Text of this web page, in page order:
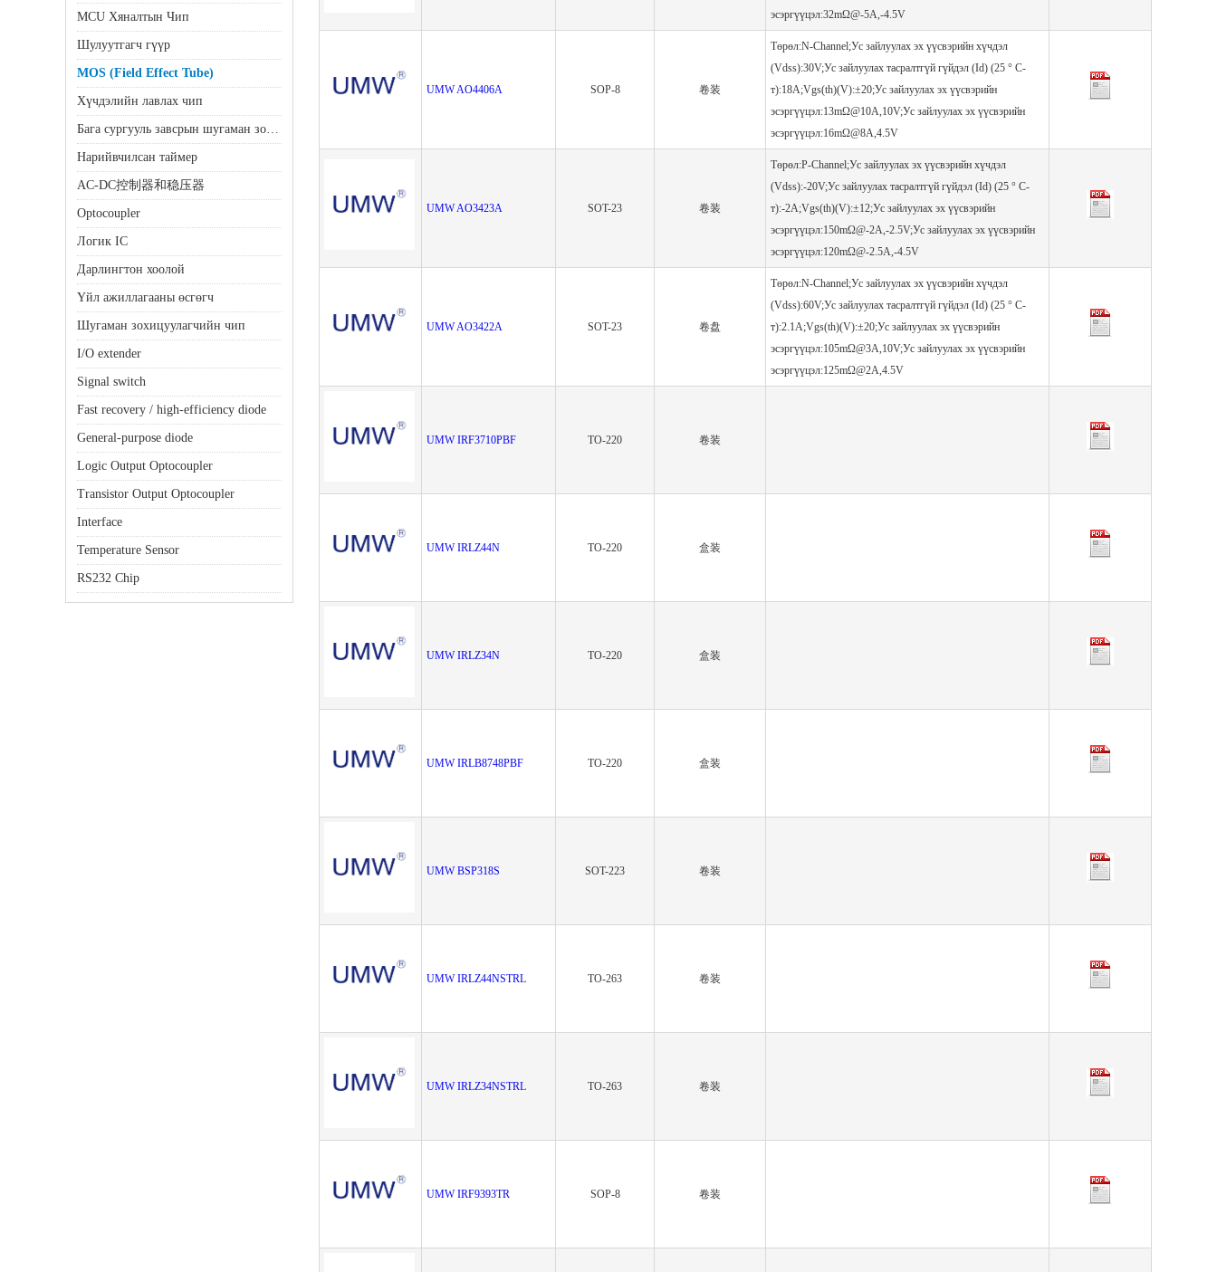
MCU Хяналтын Чип
Шулуутгагч гүүр
MOS (Field Effect Tube)
Хүчдэлийн лавлах чип
Бага сургууль завсрын шугаман зохицуулагч (LDO)
Нарийвчилсан таймер
AC-DC控制器和稳压器
Optocoupler
Логик IC
Дарлингтон хоолой
Үйл ажиллагааны өсгөгч
Шугаман зохицуулагчийн чип
I/O extender
Signal switch
Fast recovery / high-efficiency diode
General-purpose diode
Logic Output Optocoupler
Transistor Output Optocoupler
Interface
Temperature Sensor
RS232 Chip
эсэргүүцэл:32mΩ@-5A,-4.5V
UMW AO4406A SOP-8 卷装
Төрөл:N-Channel;Ус зайлуулах эх үүсвэрийн хүчдэл
(Vdss):30V;Ус зайлуулах тасралтгүй гүйдэл (Id) (25 ° C-
т):18A;Vgs(th)(V):±20;Ус зайлуулах эх үүсвэрийн
эсэргүүцэл:13mΩ@10A,10V;Ус зайлуулах эх үүсвэрийн
эсэргүүцэл:16mΩ@8A,4.5V
UMW AO3423A SOT-23 卷装
Төрөл:P-Channel;Ус зайлуулах эх үүсвэрийн хүчдэл
(Vdss):-20V;Ус зайлуулах тасралтгүй гүйдэл (Id) (25 ° C-
т):-2A;Vgs(th)(V):±12;Ус зайлуулах эх үүсвэрийн
эсэргүүцэл:150mΩ@-2A,-2.5V;Ус зайлуулах эх үүсвэрийн
эсэргүүцэл:120mΩ@-2.5A,-4.5V
UMW AO3422A SOT-23 卷盘
Төрөл:N-Channel;Ус зайлуулах эх үүсвэрийн хүчдэл
(Vdss):60V;Ус зайлуулах тасралтгүй гүйдэл (Id) (25 ° C-
т):2.1A;Vgs(th)(V):±20;Ус зайлуулах эх үүсвэрийн
эсэргүүцэл:105mΩ@3A,10V;Ус зайлуулах эх үүсвэрийн
эсэргүүцэл:125mΩ@2A,4.5V
UMW IRF3710PBF TO-220 卷装
UMW IRLZ44N TO-220 盒装
UMW IRLZ34N TO-220 盒装
UMW IRLB8748PBF TO-220 盒装
UMW BSP318S SOT-223 卷装
UMW IRLZ44NSTRL TO-263 卷装
UMW IRLZ34NSTRL TO-263 卷装
UMW IRF9393TR SOP-8 卷装